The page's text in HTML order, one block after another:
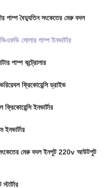
পাম্প বৈদ্যুতিন সংকেতের মেরু বদল
সোলার পাম্প ইনভার্টার
পাম্প কন্ট্রোলার
ফ্রিকোয়েন্সি ড্রাইভ
ফ্রিকোয়েন্সি ইনভার্টার
মেরু বদল ইনপুট 220v আউটপুট